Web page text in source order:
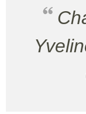
Championnat des